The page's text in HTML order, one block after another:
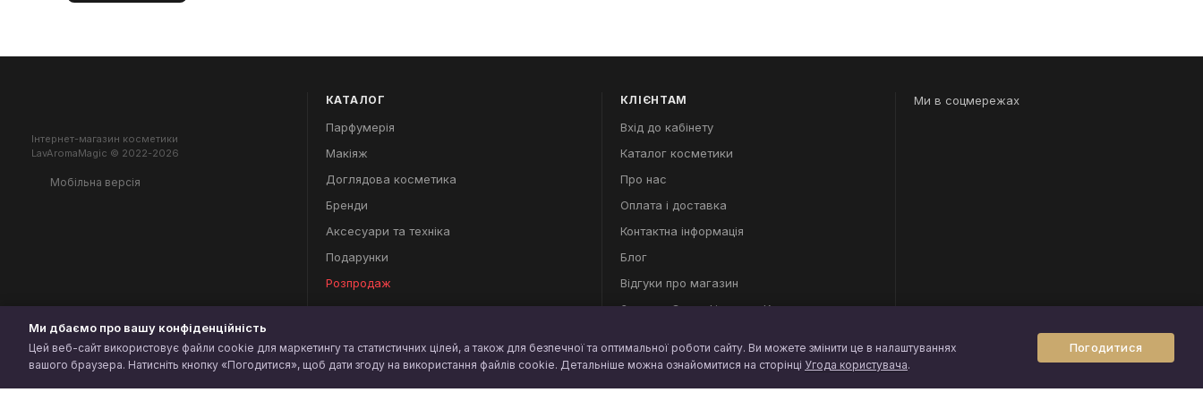
Інтернет-магазин косметики
LavAromaMagic © 2022-2026
Мобільна версія
Інтернет-магазин створений з Хорошоп
КАТАЛОГ
Парфумерія
Макіяж
Доглядова косметика
Бренди
Аксесуари та техніка
Подарунки
Розпродаж
КЛІЄНТАМ
Вхід до кабінету
Каталог косметики
Про нас
Оплата і доставка
Контактна інформація
Блог
Відгуки про магазин
Знижки, Сертифікати та Купони
Ми в соцмережах
Ми дбаємо про вашу конфіденційність
Цей веб-сайт використовує файли cookie для маркетингу та статистичних цілей, а також для безпечної та оптимальної роботи сайту. Ви можете змінити це в налаштуваннях
вашого браузера. Натисніть кнопку «Погодитися», щоб дати згоду на використання файлів cookie. Детальніше можна ознайомитися на сторінці Угода користувача.
Погодитися